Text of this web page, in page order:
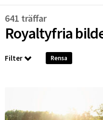
641 träffar
Royaltyfria
Filter Rensa